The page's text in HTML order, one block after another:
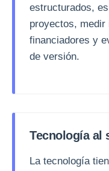
estructurados,
proyectos, medir
financiadores y
de versión.
Tecnología al
La tecnología